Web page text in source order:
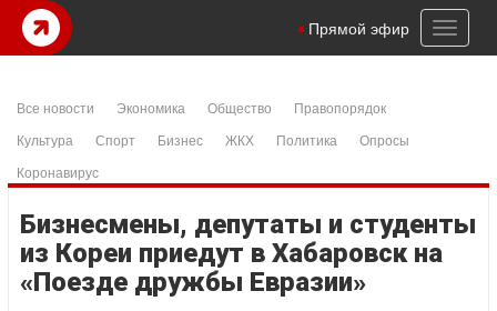
Toggle
Прямой эфир
Все новости Экономика Общество
Правопорядок
Культура
Спорт Бизнес ЖКХ Политика
Опросы
Коронавирус
Бизнесмены, депутаты и студенты
из Кореи приедут в Хабаровск на
«Поезде дружбы Евразии»